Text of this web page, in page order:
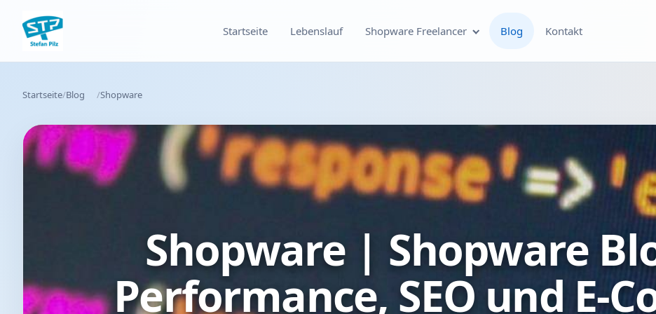
Startseite Lebenslauf Shopware Freelancer
Shopware Theme-
Entwicklung & Theme-
Anpassungen
Shopware SEO und
technische On-Page-
Optimierung
Blog Kontakt
Startseite Blog Shopware
Shopware | Shopware
Performance, SEO und E-